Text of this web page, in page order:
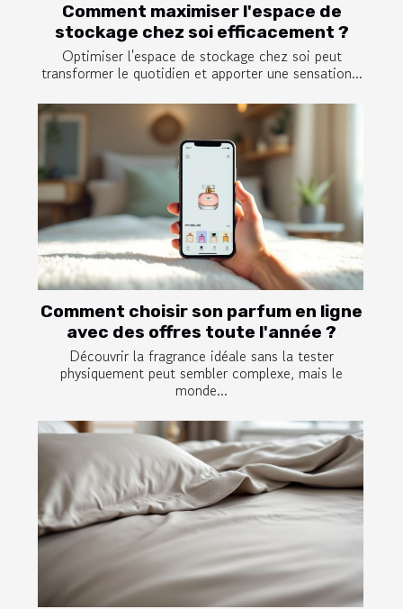
Comment maximiser l'espace de
stockage chez soi efficacement ?
Optimiser l'espace de stockage chez soi peut
transformer le quotidien et apporter une sensation...
Comment choisir son parfum en ligne
avec des offres toute l'année ?
Découvrir la fragrance idéale sans la tester
physiquement peut sembler complexe, mais le
monde...